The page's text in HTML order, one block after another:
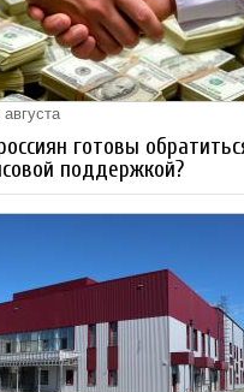
готовы
поддержкой?